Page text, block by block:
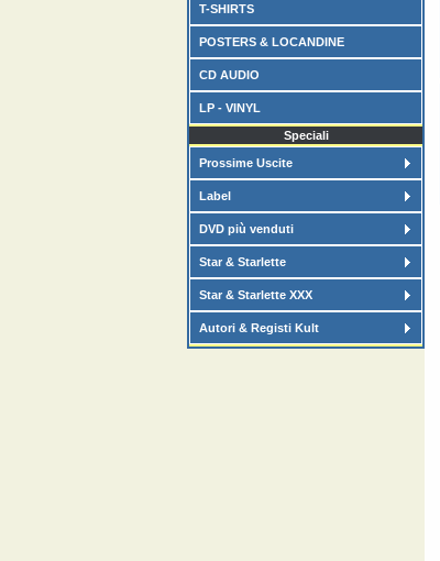
T-SHIRTS
POSTERS & LOCANDINE
CD AUDIO
LP - VINYL
Speciali
Prossime Uscite
Label
DVD più venduti
Star & Starlette
Star & Starlette XXX
Autori & Registi Kult